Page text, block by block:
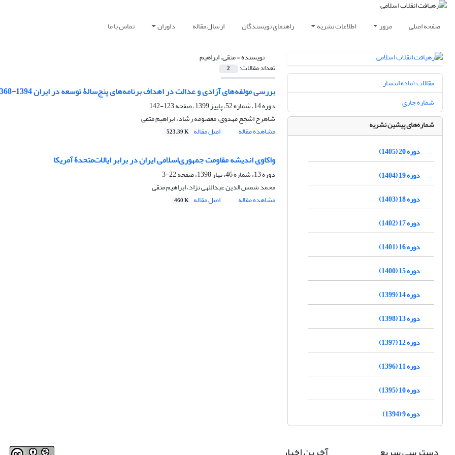
صفحه اصلی مرور اطلاعات نشریه راهنمای نویسندگان ارسال مقاله داوران تماس با ما
نویسنده =متقی، ابراهیم
تعداد مقالات: 2
بررسی مولفه‌های آزادی و عدالت در اهداف برنامه‌های پنج‌سالۀ توسعه در ایران 1394-1368
دوره 14، شماره 52، پاییز 1399، صفحه
123-142
شاهرخ اشجع مهدوی، معصومه رشاد، ابراهیم متقی
مشاهده مقاله
اصل مقاله 523.39 K
واکاوی اندیشه مقاومت جمهوری‌اسلامی ایران در برابر ایالات‌متحدۀ آمریکا
دوره 13، شماره 46، بهار 1398، صفحه
22-3
محمد شمس الدین عبداللهی نژاد، ابراهیم متقی
مشاهده مقاله
اصل مقاله 460 K
مقالات آماده انتشار
شماره جاری
شماره‌های پیشین نشریه
دوره 20 (1405)
دوره 19 (1404)
دوره 18 (1403)
دوره 17 (1402)
دوره 16 (1401)
دوره 15 (1400)
دوره 14 (1399)
دوره 13 (1398)
دوره 12 (1397)
دوره 11 (1396)
دوره 10 (1395)
دوره 9 (1394)